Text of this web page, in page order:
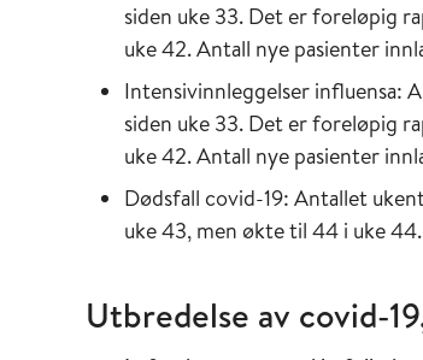
siden uke 33. Det er foreløpig
uke 42. Antall nye pasienter
Intensivinnleggelser influensa:
siden uke 33. Det er foreløpig
uke 42. Antall nye pasienter
Dødsfall covid-19: Antallet
uke 43, men økte til 44 i uke
Utbredelse av covid-